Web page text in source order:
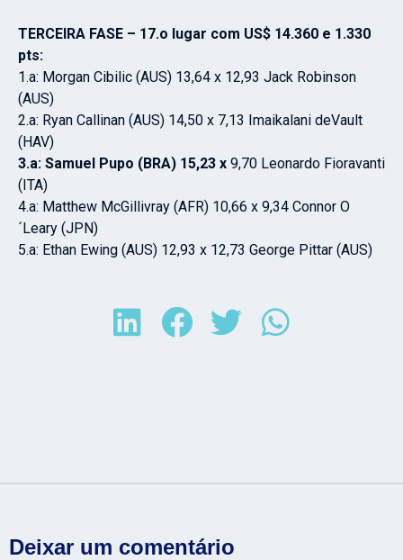
TERCEIRA FASE – 17.o lugar com US$ 14.360 e 1.330
pts:
1.a: Morgan Cibilic (AUS) 13,64 x 12,93 Jack Robinson
(AUS)
2.a: Ryan Callinan (AUS) 14,50 x 7,13 Imaikalani deVault
(HAV)
3.a: Samuel Pupo (BRA) 15,23 x 9,70 Leonardo Fioravanti
(ITA)
4.a: Matthew McGillivray (AFR) 10,66 x 9,34 Connor O
´Leary (JPN)
5.a: Ethan Ewing (AUS) 12,93 x 12,73 George Pittar (AUS)
Deixar um comentário